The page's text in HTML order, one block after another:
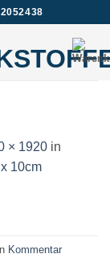
× 1920 in
10cm
Kommentar